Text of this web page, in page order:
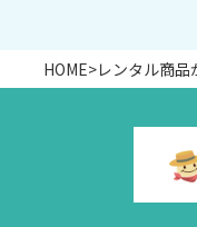
HOME>レンタル商品